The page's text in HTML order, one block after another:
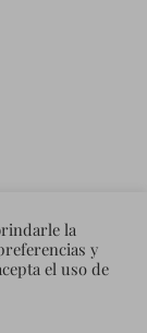
la
y
el uso de